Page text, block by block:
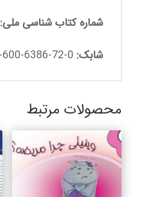
شماره کتاب شناسی ملی:
شابک:
محصولات مرتبط